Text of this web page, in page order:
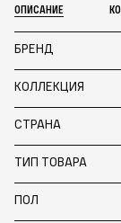
ОПИСАНИЕ
БРЕНД
КОЛЛЕКЦИЯ
СТРАНА
ТИП ТОВАРА
ПОЛ